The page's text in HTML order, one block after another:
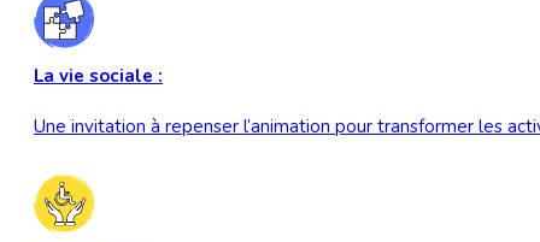
La vie sociale :
Une invitation à repenser l’animation pour transformer les